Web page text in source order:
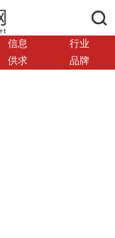
信息
行业
供求 品牌